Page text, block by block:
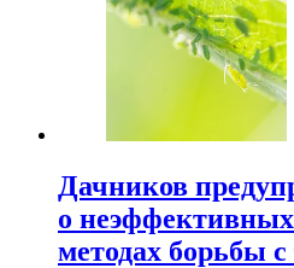
Дачников
о
методах борьбы с